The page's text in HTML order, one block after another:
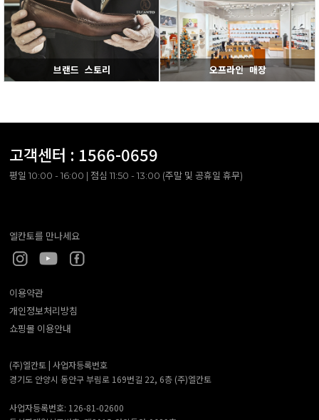
브랜드 스토리 오프라인 매장
고객센터 : 1566-0659
평일 10:00 - 16:00 | 점심 11:50 - 13:00 (주말 및 공휴일 휴무)
엘칸토를 만나세요
이용약관
개인정보처리방침
쇼핑몰 이용안내
(주)엘칸토 | 사업자등록번호
경기도 안양시 동안구 부림로 169번길 22, 6층 (주)엘칸토
사업자등록번호: 126-81-02600